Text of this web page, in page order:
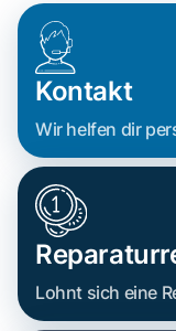
Kontakt
Wir helfen dir
Lohnt sich eine